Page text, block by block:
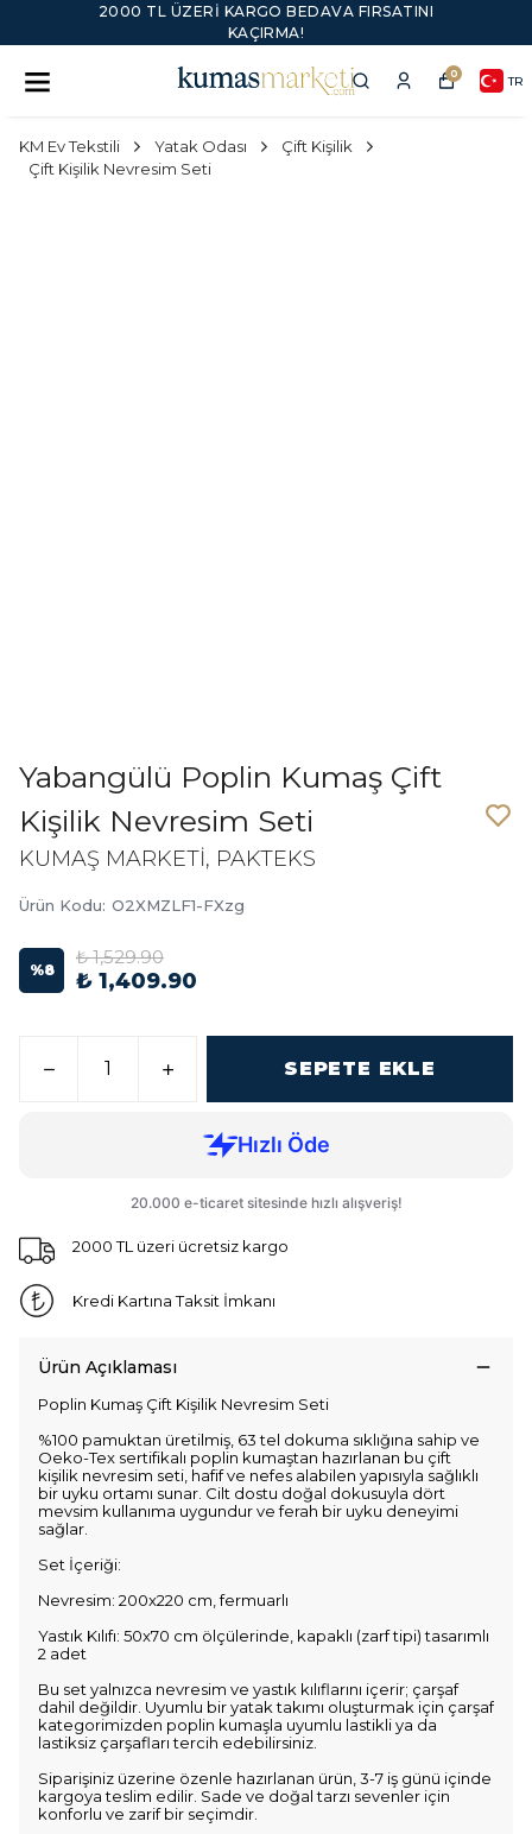
2000 TL ÜZERI KARGO BEDAVA FIRSATINI
KAÇIRMA!
0 TR
KM Ev Tekstili Yatak Odası
Çift Kişilik
Çift Kişilik Nevresim Seti
Yabangülü Poplin Kumaş Çift
Kişilik Nevresim Seti
KUMAŞ MARKETİ, PAKTEKS
Ürün Kodu: O2XMZLF1-FXzg
%8
₺ 1,529.90
₺ 1,409.90
SEPETE EKLE
2000 TL üzeri ücretsiz kargo
Kredi Kartına Taksit İmkanı
Ürün Açıklaması
Poplin Kumaş Çift Kişilik Nevresim Seti
%100 pamuktan üretilmiş, 63 tel dokuma sıklığına sahip ve
Oeko-Tex sertifikalı poplin kumaştan hazırlanan bu çift
kişilik nevresim seti, hafif ve nefes alabilen yapısıyla sağlıklı
bir uyku ortamı sunar. Cilt dostu doğal dokusuyla dört
mevsim kullanıma uygundur ve ferah bir uyku deneyimi
sağlar.
Set İçeriği:
Nevresim: 200x220 cm, fermuarlı
Yastık Kılıfı: 50x70 cm ölçülerinde, kapaklı (zarf tipi) tasarımlı
2 adet
Bu set yalnızca nevresim ve yastık kılıflarını içerir; çarşaf
dahil değildir. Uyumlu bir yatak takımı oluşturmak için çarşaf
kategorimizden poplin kumaşla uyumlu lastikli ya da
lastiksiz çarşafları tercih edebilirsiniz.
Siparişiniz üzerine özenle hazırlanan ürün, 3-7 iş günü içinde
kargoya teslim edilir. Sade ve doğal tarzı sevenler için
konforlu ve zarif bir seçimdir.